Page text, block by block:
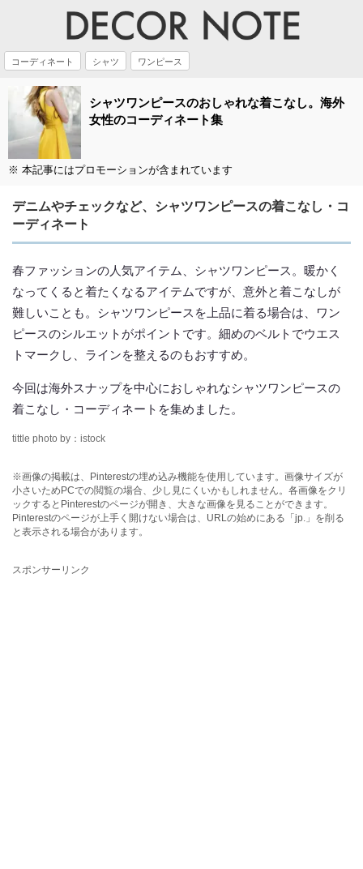
コーディネート シャツ ワンピース
シャツワンピースのおしゃれな着こなし。海外
女性のコーディネート集
※ 本記事にはプロモーションが含まれています
デニムやチェックなど、シャツワンピースの着こなし・コ
ーディネート
春ファッションの人気アイテム、シャツワンピース。暖かく
なってくると着たくなるアイテムですが、意外と着こなしが
難しいことも。シャツワンピースを上品に着る場合は、ワン
ピースのシルエットがポイントです。細めのベルトでウエス
トマークし、ラインを整えるのもおすすめ。
今回は海外スナップを中心におしゃれなシャツワンピースの
着こなし・コーディネートを集めました。
tittle photo by：istock
※画像の掲載は、Pinterestの埋め込み機能を使用しています。画像サイズが
小さいためPCでの閲覧の場合、少し見にくいかもしれません。各画像をクリ
ックするとPinterestのページが開き、大きな画像を見ることができます。
Pinterestのページが上手く開けない場合は、URLの始めにある「jp.」を削る
と表示される場合があります。
スポンサーリンク